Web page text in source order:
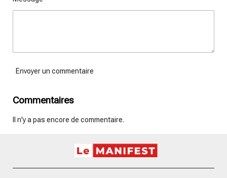
Envoyer un commentaire
Commentaires
Il n'y a pas encore de commentaire.